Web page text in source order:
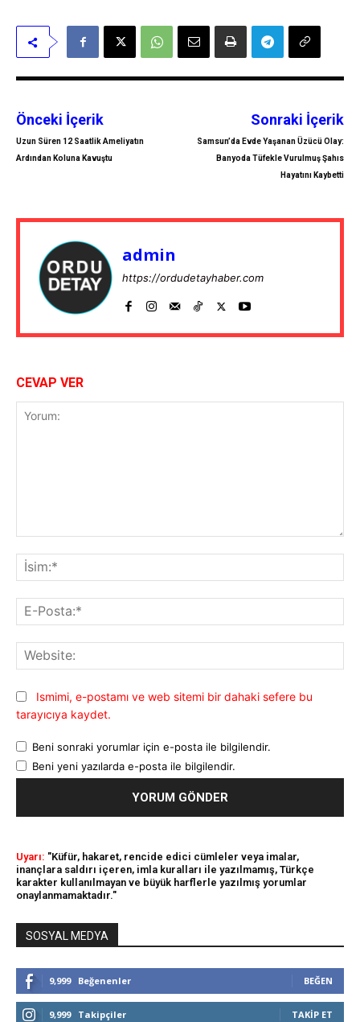
Önceki İçerik
Uzun Süren 12 Saatlik Ameliyatın
Ardından Koluna Kavuştu
Sonraki İçerik
Samsun’da Evde Yaşanan Üzücü Olay:
Banyoda Tüfekle Vurulmuş Şahıs
Hayatını Kaybetti
admin
https://ordudetayhaber.com
CEVAP VER
Ismimi, e-postamı ve web sitemi bir dahaki sefere bu
tarayıcıya kaydet.
Beni sonraki yorumlar için e-posta ile bilgilendir.
Beni yeni yazılarda e-posta ile bilgilendir.
Uyarı: "Küfür, hakaret, rencide edici cümleler veya imalar,
inançlara saldırı içeren, imla kuralları ile yazılmamış, Türkçe
karakter kullanılmayan ve büyük harflerle yazılmış yorumlar
onaylanmamaktadır."
SOSYAL MEDYA
9,999 Beğenenler BEĞEN
9,999 Takipçiler TAKIP ET